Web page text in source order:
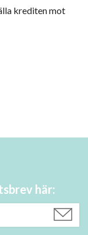
krediten mot
här: